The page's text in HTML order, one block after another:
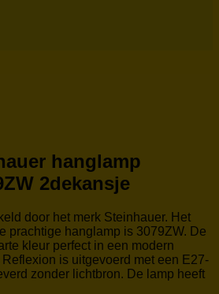
hanglamp
2dekansje
door het merk Steinhauer. Het
prachtige hanglamp is 3079ZW. De
kleur perfect in een modern
is uitgevoerd met een E27-
zonder lichtbron. De lamp heeft